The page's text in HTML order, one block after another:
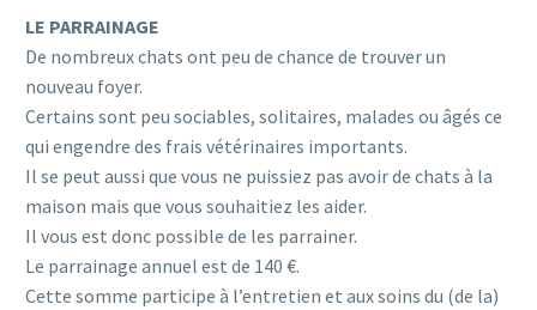
LE PARRAINAGE
De nombreux chats ont peu de chance de trouver un
nouveau foyer.
Certains sont peu sociables, solitaires, malades ou âgés ce
qui engendre des frais vétérinaires importants.
Il se peut aussi que vous ne puissiez pas avoir de chats à la
maison mais que vous souhaitiez les aider.
Il vous est donc possible de les parrainer.
Le parrainage annuel est de 140 €.
Cette somme participe à l’entretien et aux soins du (de la)